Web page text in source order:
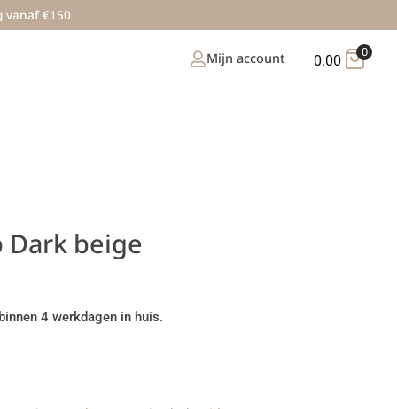
vanaf €150
Mijn account 0.00
0
Dark beige
4 werkdagen in huis.